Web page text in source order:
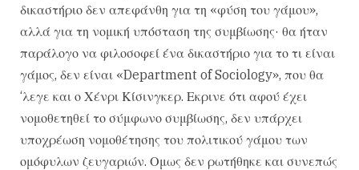
δικαστήριο δεν απεφάνθη για τη «φύση του γάμου»,
αλλά για τη νομική υπόσταση της συμβίωσης· θα ήταν
παράλογο να φιλοσοφεί ένα δικαστήριο για το τι είναι
γάμος, δεν είναι «Department of Sociology», που θα
‘λεγε και ο Χένρι Κίσινγκερ. Εκρινε ότι αφού έχει
νομοθετηθεί το σύμφωνο συμβίωσης, δεν υπάρχει
υποχρέωση νομοθέτησης του πολιτικού γάμου των
ομόφυλων ζευγαριών. Ομως δεν ρωτήθηκε και συνεπώς